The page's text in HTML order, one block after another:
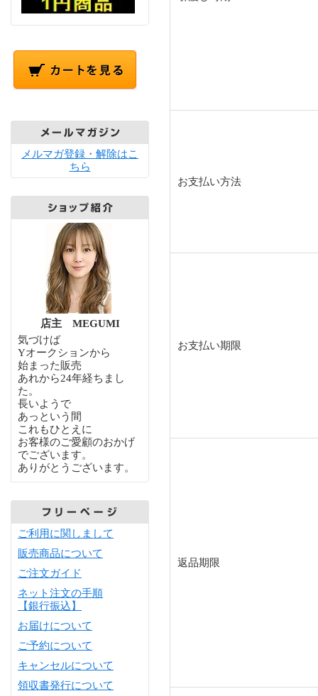
メルマガ登録・解除はこ
ちら
店主 MEGUMI
気づけば
Yオークションから
始まった販売
あれから24年経ちまし
た。
長いようで
あっという間
これもひとえに
お客様のご愛顧のおかげ
でございます。
ありがとうございます。
ご利用に関しまして
販売商品について
ご注文ガイド
ネット注文の手順
【銀行振込】
お届けについて
ご予約について
キャンセルについて
領収書発行について
お支払い方法
お支払い期限
返品期限